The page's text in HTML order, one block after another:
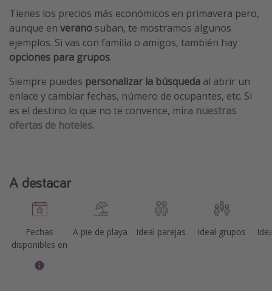
Harry Potter en Londres y otros destinos
Eventos deportivos
Tienes los precios más económicos en primavera pero,
aunque en verano suban, te mostramos algunos
ejemplos. Si vas con familia o amigos, también hay
opciones para grupos.
Siempre puedes personalizar la búsqueda al abrir un
enlace y cambiar fechas, número de ocupantes, etc. Si
es el destino lo que no te convence, mira nuestras
ofertas de hoteles.
A destacar
Fechas
disponibles en
A pie de playa Ideal parejas Ideal grupos